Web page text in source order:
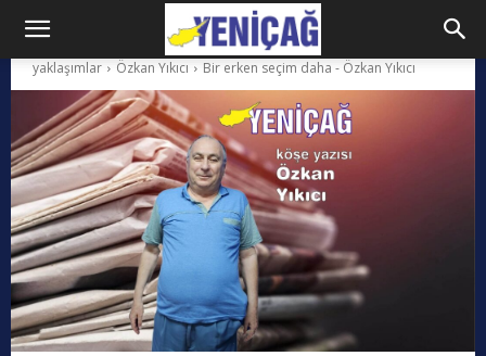
yaklaşımlar Özkan Yıkıcı Bir erken seçim daha - Özkan Yıkıcı